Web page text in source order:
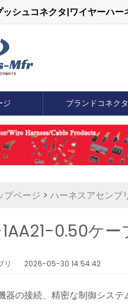
シュコネクタ|ワイヤーハ
ジ ブランドコネクタ
プページ > ハーネスアセンブ
0.50ケー
ブリ 2026-05-30 14:54:42
器の接続、精密な制御シス